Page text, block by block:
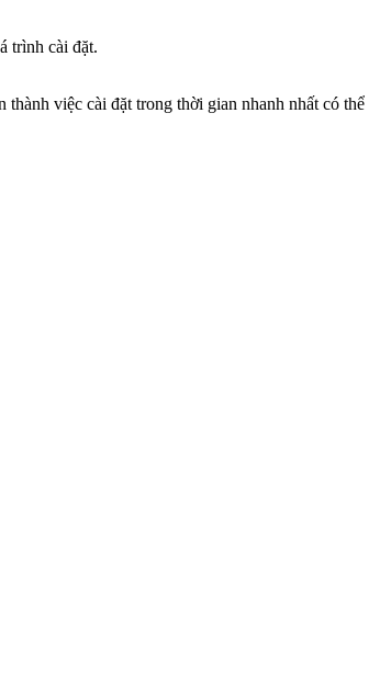
trình cài đặt.
việc cài đặt trong thời gian nhanh nhất có thể